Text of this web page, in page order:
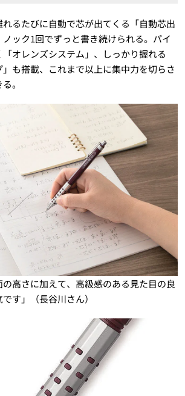
るたびに自動で芯が出てくる「自動芯出
ック1回でずっと書き続けられる。パイ
オレンズシステム」、しっかり握れる
」も搭載、これまで以上に集中力を切らさ
。
の高さに加えて、高級感のある見た目の良
す」（長谷川さん）